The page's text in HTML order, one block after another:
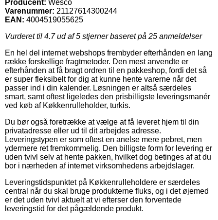
Producent: Wesco
Varenummer: 21127614300244
EAN: 4004519055625
Vurderet til 4.7ud af 5 stjerner baseret på 25 anmeldelser
En hel del internet webshops frembyder efterhånden en lang
række forskellige fragtmetoder. Den mest anvendte er
efterhånden at få bragt ordren til en pakkeshop, fordi det så
er super fleksibelt for dig at kunne hente varerne når det
passer ind i din kalender. Løsningen er altså særdeles
smart, samt oftest ligeledes den prisbilligste leveringsmanér
ved køb af Køkkenrulleholder, turkis.
Du bør også foretrække at vælge at få leveret hjem til din
privatadresse eller ud til dit arbejdes adresse.
Leveringstypen er som oftest en anelse mere pebret, men
ydermere ret fremkommelig. Den billigste form for levering er
uden tvivl selv at hente pakken, hvilket dog betinges af at du
bor i nærheden af internet virksomhedens arbejdslager.
Leveringstidspunktet på Køkkenrulleholdere er særdeles
central når du skal bruge produkterne fluks, og i det øjemed
er det uden tvivl aktuelt at vi efterser den forventede
leveringstid for det pågældende produkt.